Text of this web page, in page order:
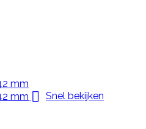
 Snel bekijken